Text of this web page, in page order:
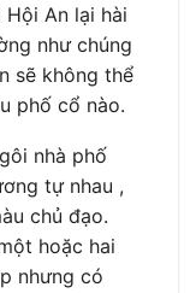
An lại hài
như chúng
sẽ không thể
phố cổ nào.
nhà phố
tự nhau ,
chủ đạo.
hoặc hai
nhưng có